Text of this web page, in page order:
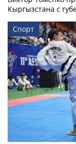
Кыргызстана с
Спорт